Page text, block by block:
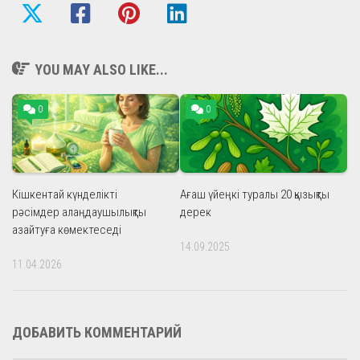
YOU MAY ALSO LIKE...
0
Кішкентай күнделікті
рәсімдер алаңдаушылықты
азайтуға көмектеседі
11.04.2026
0
Ағаш үйеңкі туралы 20 қызықты
дерек
14.09.2025
ДОБАВИТЬ КОММЕНТАРИЙ